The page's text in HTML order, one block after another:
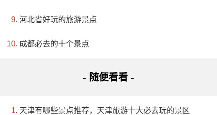
到古人的智慧和艺术。
4、六祖燕岩古寺
河北省好玩的旅游景点
成都必去的十个景点
- 随便看看 -
天津有哪些景点推荐，天津旅游十大必去玩的景区